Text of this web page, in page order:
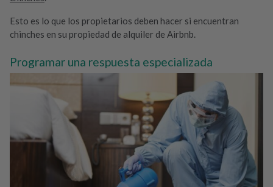
Esto es lo que los propietarios deben hacer si encuentran
chinches en su propiedad de alquiler de Airbnb.
Programar una respuesta especializada